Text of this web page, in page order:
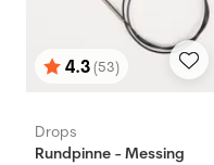
Karakter:
4.3(53)
av 5 mulige
Drops
Rundpinne - Messing